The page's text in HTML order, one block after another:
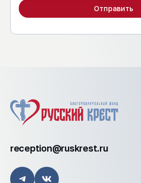
Отправить
reception@ruskrest.ru